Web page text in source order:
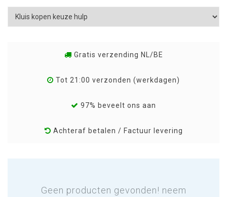
Gratis verzending NL/BE
Tot 21:00 verzonden (werkdagen)
97% beveelt ons aan
Achteraf betalen / Factuur levering
Geen producten gevonden! neem